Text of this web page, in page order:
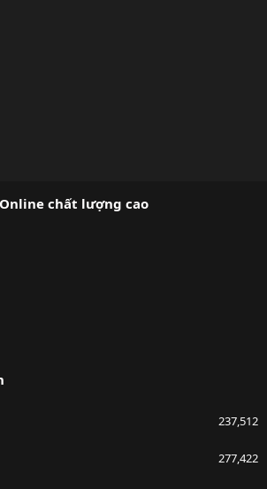
chất lượng cao
237,512
277,422